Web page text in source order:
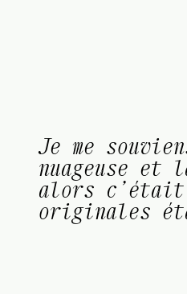
Je me
nuageuse
alors c’était
originales